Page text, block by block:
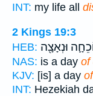
INT: my life all
2 Kings 19:3
HEB: וּנְאָצָ֖ה
NAS: is a day of
KJV: [is] a day
INT: Hezekiah